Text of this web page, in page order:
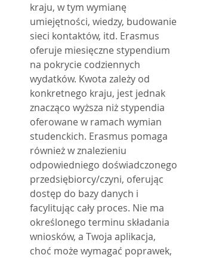
kraju, w tym wymianę
umiejętności, wiedzy, budowanie
sieci kontaktów, itd. Erasmus
oferuje miesięczne stypendium
na pokrycie codziennych
wydatków. Kwota zależy od
konkretnego kraju, jest jednak
znacząco wyższa niż stypendia
oferowane w ramach wymian
studenckich. Erasmus pomaga
również w znalezieniu
odpowiedniego doświadczonego
przedsiębiorcy/czyni, oferując
dostęp do bazy danych i
facylitując cały proces. Nie ma
określonego terminu składania
wniosków, a Twoja aplikacja,
choć może wymagać poprawek,